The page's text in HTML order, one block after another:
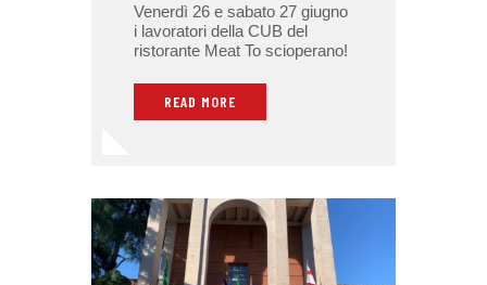
Venerdì 26 e sabato 27 giugno
i lavoratori della CUB del
ristorante Meat To scioperano!
READ MORE